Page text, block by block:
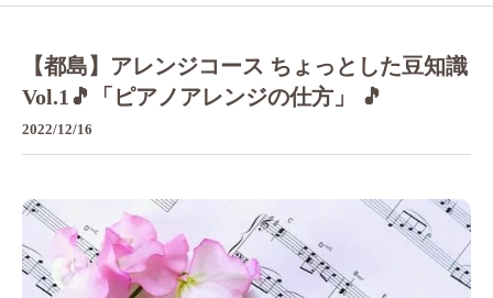
【都島】アレンジコース ちょっとした豆知識
Vol.1🎵「ピアノアレンジの仕方」 🎵
2022/12/16